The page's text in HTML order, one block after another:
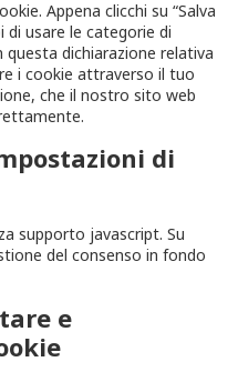
Appena clicchi su “Salva
di usare le categorie di
dichiarazione relativa
i cookie attraverso il tuo
che il nostro sito web
di
supporto javascript. Su
del consenso in fondo
e